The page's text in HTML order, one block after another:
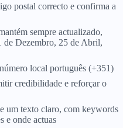
postal correcto e confirma a
sempre actualizado,
de Dezembro, 25 de Abril,
local português (+351)
credibilidade e reforçar o
um texto claro, com keywords
e onde actuas